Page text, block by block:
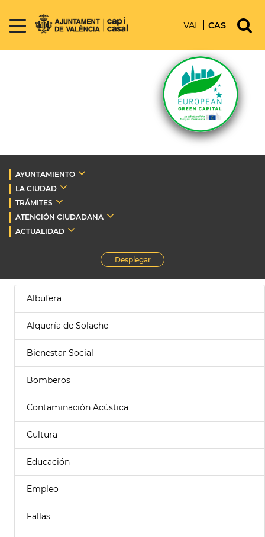
VAL CAS
AYUNTAMIENTO
LA CIUDAD
TRÁMITES
ATENCIÓN CIUDADANA
ACTUALIDAD
Desplegar
Albufera
Alquería de Solache
Bienestar Social
Bomberos
Contaminación Acústica
Cultura
Educación
Empleo
Fallas